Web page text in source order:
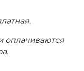
оплачиваются